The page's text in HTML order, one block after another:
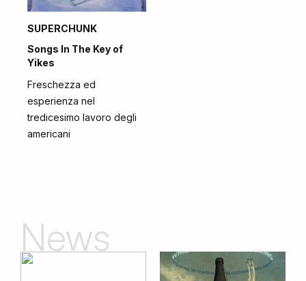
SUPERCHUNK
Songs In The Key of
Yikes
Freschezza ed
esperienza nel
tredicesimo lavoro degli
americani
News